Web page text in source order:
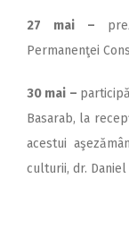
27 mai –
Permanenţei
30 mai –
Basarab, la
acestui
culturii, dr. Daniel